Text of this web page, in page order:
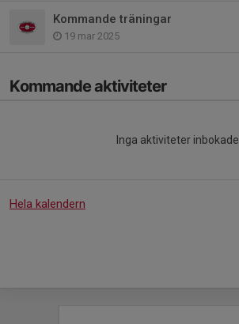
Kommande träningar
19 mar 2025
Kommande aktiviteter
Inga aktiviteter inbokade
Hela kalendern